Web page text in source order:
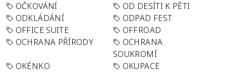
OČKOVÁNÍ
OD DESÍTI K PĚTI
ODKLÁDÁNÍ
ODPAD FEST
OFFICE SUITE
OFFROAD
OCHRANA PŘÍRODY
OCHRANA
SOUKROMÍ
OKÉNKO
OKUPACE